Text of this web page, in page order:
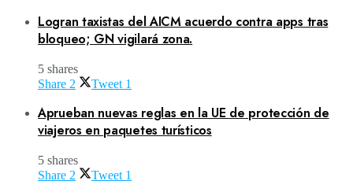
Logran taxistas del AICM acuerdo contra apps tras
bloqueo; GN vigilará zona.
5 shares
Share 2 Tweet 1
Aprueban nuevas reglas en la UE de protección de
viajeros en paquetes turísticos
5 shares
Share 2 Tweet 1